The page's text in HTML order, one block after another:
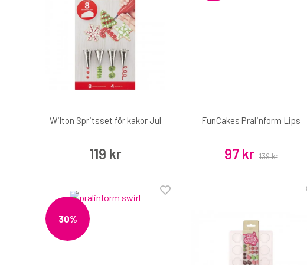
Wilton Spritsset för kakor Jul
119 kr
FunCakes Pralinform Lips
97 kr 139 kr
30%